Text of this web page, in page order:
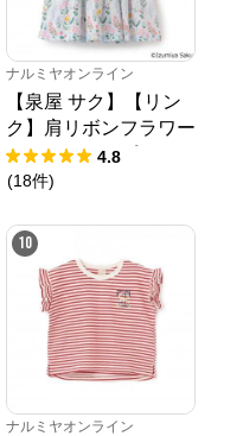
ナルミヤオンライン
【泉屋 サク】【リン
ク】肩リボンフラワー
キャットワンピース
4.8
(18件)
10
ナルミヤオンライン